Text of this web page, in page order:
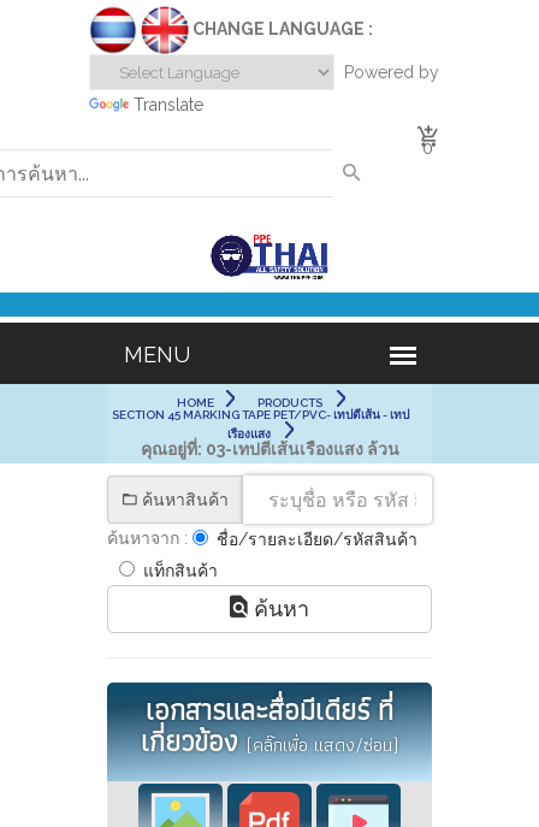
CHANGE LANGUAGE :
Powered by
Translate
0
HOME
PRODUCTS
SECTION 45 MARKING TAPE PET/PVC- เทปตีเส้น - เทป
เรืองแสง
คุณอยู่ที่: 03-เทปตีเส้นเรืองแสง ล้วน
ค้นหาสินค้า
ค้นหาจาก :
ชื่อ/รายละเอียด/รหัสสินค้า
แท็กสินค้า
ค้นหา
เอกสารและสื่อมีเดียร์ ที่
เกี่ยวข้อง(คลิ๊กเพื่อ แสดง/ซ่อน)